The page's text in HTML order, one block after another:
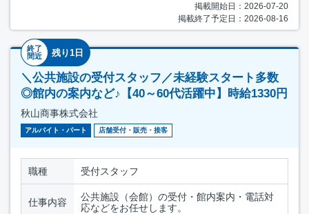
掲載開始日：2026-07-20
掲載終了予定日：2026-08-16
終了
間近
残り1日
＼公共施設の受付スタッフ／未経験スタート多数
◎館内の案内など♪【40～60代活躍中】時給1330円
秋山商事株式会社
アルバイト・パート 店舗受付・販売・接客
職種 受付スタッフ
仕事内容
公共施設（会館）の受付・館内案内・電話対
応などをお任せします。